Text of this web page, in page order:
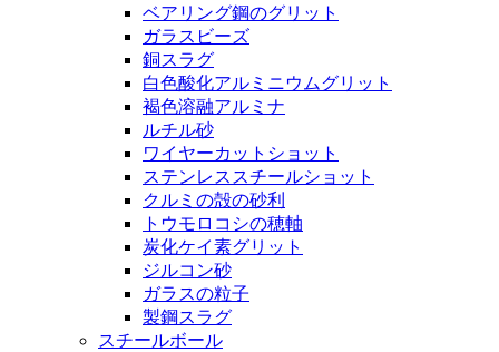
ベアリング鋼のグリット
ガラスビーズ
銅スラグ
白色酸化アルミニウムグリット
褐色溶融アルミナ
ルチル砂
ワイヤーカットショット
ステンレススチールショット
クルミの殻の砂利
トウモロコシの穂軸
炭化ケイ素グリット
ジルコン砂
ガラスの粒子
製鋼スラグ
スチールボール